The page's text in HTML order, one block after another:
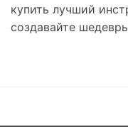
купить лучший
создавайте